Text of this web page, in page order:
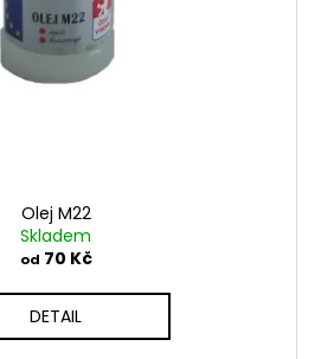
Olej M22
Skladem
od 70 Kč
DETAIL